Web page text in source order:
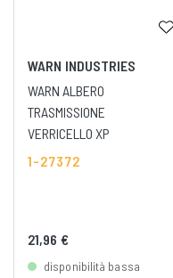
WARN INDUSTRIES
WARN ALBERO
TRASMISSIONE
VERRICELLO XP
1-27372
21,96 €
disponibilità bassa